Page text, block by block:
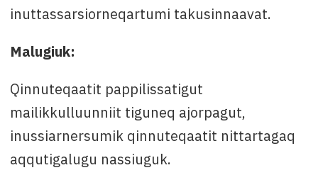
inuttassarsiorneqartumi takusinnaavat.
Malugiuk:
Qinnuteqaatit pappilissatigut
mailikkulluunniit tiguneq ajorpagut,
inussiarnersumik qinnuteqaatit nittartagaq
aqqutigalugu nassiuguk.